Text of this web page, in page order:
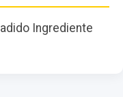
Ingrediente